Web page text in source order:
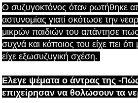
Ο συζυγοκτόνος όταν ρωτήθηκε
αστυνομίας γιατί σκότωσε την
μικρών παιδιών του απάντησε
συχνά και κάποιος του είχε πει
είχε εξωσυζυγική σχέση.
Ελεγε ψέματα ο άντρας της -
επιχείρησαν να θολώσουν τα